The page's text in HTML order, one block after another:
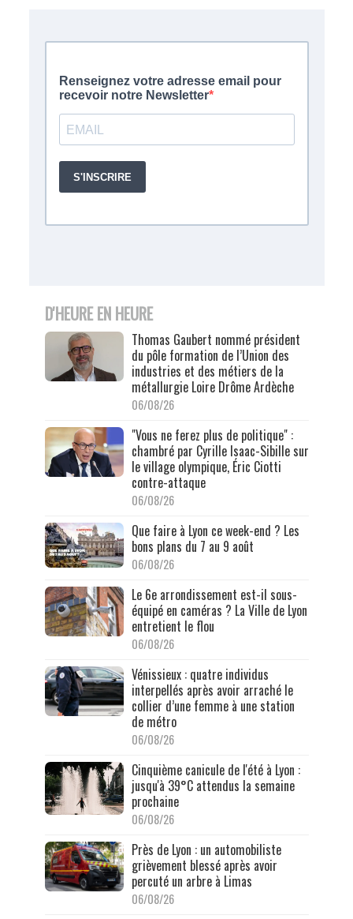
D'HEURE EN HEURE
Thomas Gaubert nommé président
du pôle formation de l’Union des
industries et des métiers de la
métallurgie Loire Drôme Ardèche
06/08/26
"Vous ne ferez plus de politique" :
chambré par Cyrille Isaac-Sibille sur
le village olympique, Éric Ciotti
contre-attaque
06/08/26
Que faire à Lyon ce week-end ? Les
bons plans du 7 au 9 août
06/08/26
Le 6e arrondissement est-il sous-
équipé en caméras ? La Ville de Lyon
entretient le flou
06/08/26
Vénissieux : quatre individus
interpellés après avoir arraché le
collier d’une femme à une station
de métro
06/08/26
Cinquième canicule de l'été à Lyon :
jusqu'à 39°C attendus la semaine
prochaine
06/08/26
Près de Lyon : un automobiliste
grièvement blessé après avoir
percuté un arbre à Limas
06/08/26